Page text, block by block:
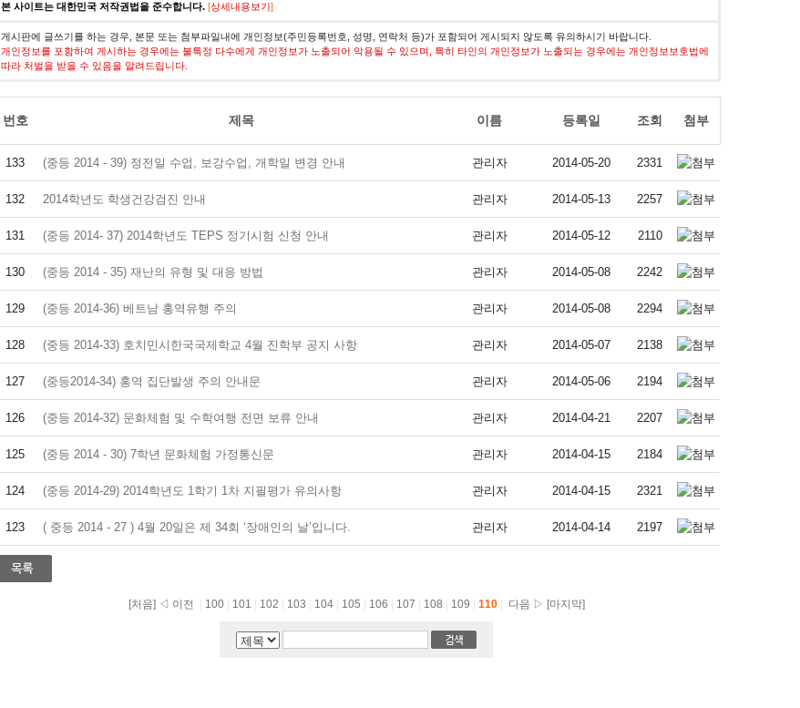
본 사이트는 대한민국 저작권법을 준수합니다. [상세내용보기]
게시판에 글쓰기를 하는 경우, 본문 또는 첨부파일내에 개인정보(주민등록번호, 성명, 연락처 등)가 포함되어 게시되지 않도록 유의하시기 바랍니다.
개인정보를 포함하여 게시하는 경우에는 불특정 다수에게 개인정보가 노출되어 악용될 수 있으며, 특히 타인의 개인정보가 노출되는 경우에는 개인정보보호법에
따라 처벌을 받을 수 있음을 알려드립니다.
번호 제목 이름 등록일 조회 첨부
133 (중등 2014 - 39) 정전일 수업, 보강수업, 개학일 변경 안내 관리자 2014-05-20 2331
132 2014학년도 학생건강검진 안내 관리자 2014-05-13 2257
131 (중등 2014- 37) 2014학년도 TEPS 정기시험 신청 안내 관리자 2014-05-12 2110
130 (중등 2014 - 35) 재난의 유형 및 대응 방법 관리자 2014-05-08 2242
129 (중등 2014-36) 베트남 홍역유행 주의 관리자 2014-05-08 2294
128 (중등 2014-33) 호치민시한국국제학교 4월 진학부 공지 사항 관리자 2014-05-07 2138
127 (중등2014-34) 홍역 집단발생 주의 안내문 관리자 2014-05-06 2194
126 (중등 2014-32) 문화체험 및 수학여행 전면 보류 안내 관리자 2014-04-21 2207
125 (중등 2014 - 30) 7학년 문화체험 가정통신문 관리자 2014-04-15 2184
124 (중등 2014-29) 2014학년도 1학기 1차 지필평가 유의사항 관리자 2014-04-15 2321
123 ( 중등 2014 - 27 ) 4월 20일은 제 34회 ‘장애인의 날’입니다. 관리자 2014-04-14 2197
[처음] ◁ 이전 100 101 102 103 104 105 106 107 108 109 110 다음 ▷ [마지막]